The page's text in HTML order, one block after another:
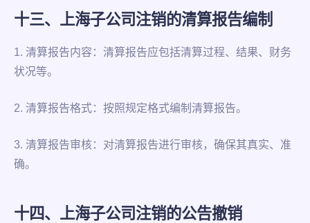
十三、上海子公司注销的清算报告编制
1. 清算报告内容：清算报告应包括清算过程、结果、财务
状况等。
2. 清算报告格式：按照规定格式编制清算报告。
3. 清算报告审核：对清算报告进行审核，确保其真实、准
确。
十四、上海子公司注销的公告撤销